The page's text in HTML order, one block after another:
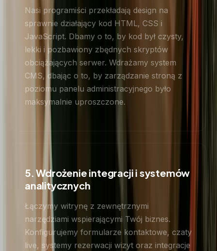
Nasi programiści przekładają design na
sprawnie działający kod HTML, CSS i
JavaScript. Dbamy o to, by kod był czysty,
lekki i pozbawiony zbędnych skryptów
obciążających serwer. Wdrażamy system
CMS, dbając o to, by zarządzanie stroną z
poziomu panelu administracyjnego było
maksymalnie uproszczone.
5. Wdrożenie integracji i systemów
analitycznych
Łączymy witrynę z zewnętrznymi
narzędziami wspierającymi Twój biznes.
Konfigurujemy formularze kontaktowe, czaty
live, systemy rezerwacji wizyt oraz integracje